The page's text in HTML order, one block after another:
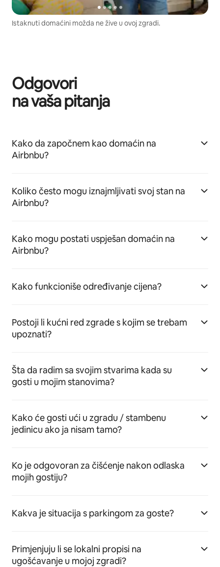
Istaknuti domaćini možda ne žive u ovoj zgradi.
Odgovori
na vaša pitanja
Kako da započnem kao domaćin na
Airbnbu?
Koliko često mogu iznajmljivati svoj stan na
Airbnbu?
Kako mogu postati uspješan domaćin na
Airbnbu?
Kako funkcioniše određivanje cijena?
Postoji li kućni red zgrade s kojim se trebam
upoznati?
Šta da radim sa svojim stvarima kada su
gosti u mojim stanovima?
Kako će gosti ući u zgradu / stambenu
jedinicu ako ja nisam tamo?
Ko je odgovoran za čišćenje nakon odlaska
mojih gostiju?
Kakva je situacija s parkingom za goste?
Primjenjuju li se lokalni propisi na
ugošćavanje u mojoj zgradi?